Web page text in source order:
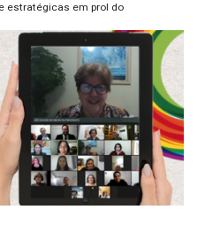
estratégicas em prol do